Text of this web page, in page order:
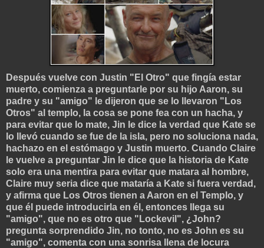
Después vuelve con Justin "El Otro" que fingía estar
muerto, comienza a preguntarle por su hijo Aaron, su
padre y su "amigo" le dijeron que se lo llevaron "Los
Otros" al templo, la cosa se pone fea con un hacha, y
para evitar que lo mate, Jin le dice la verdad que Kate se
lo llevó cuando se fue de la isla, pero no soluciona nada,
hachazo en el estómago y Justin muerto. Cuando Claire
le vuelve a preguntar Jin le dice que la historia de Kate
solo era una mentira para evitar que matara al hombre,
Claire muy seria dice que mataría a Kate si fuera verdad,
y afirma que Los Otros tienen a Aaron en el Templo, y
que él puede introducirla en él, entonces llega su
"amigo", que no es otro que "Lockevil", ¿John?
pregunta sorprendido Jin, no tonto, no es John es su
"amigo", comenta con una sonrisa llena de locura